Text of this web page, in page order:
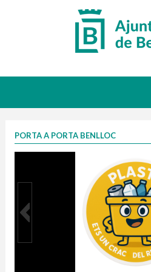
PORTA A PORTA BENLLOC